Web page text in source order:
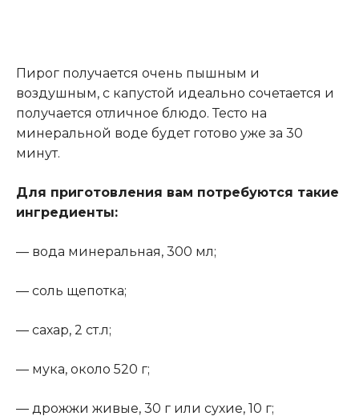
Пирог получается очень пышным и
воздушным, с капустой идеально сочетается и
получается отличное блюдо. Тесто на
минеральной воде будет готово уже за 30
минут.
Для приготовления вам потребуются такие
ингредиенты:
— вода минеральная, 300 мл;
— соль щепотка;
— сахар, 2 ст.л;
— мука, около 520 г;
— дрожжи живые, 30 г или сухие, 10 г;